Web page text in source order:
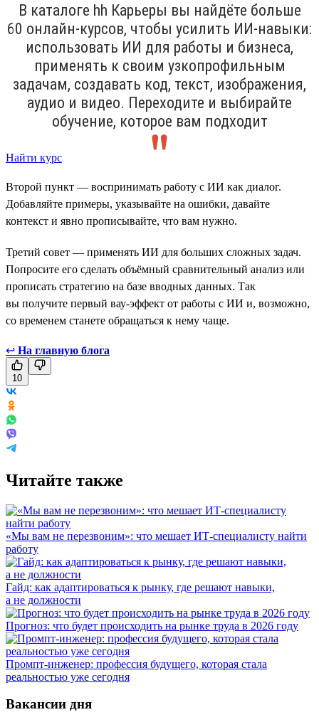
В каталоге hh Карьеры вы найдёте больше
60 онлайн-курсов, чтобы усилить ИИ-навыки:
использовать ИИ для работы и бизнеса,
применять к своим узкопрофильным
задачам, создавать код, текст, изображения,
аудио и видео. Переходите и выбирайте
обучение, которое вам подходит
Найти курс
Второй пункт — воспринимать работу с ИИ как диалог.
Добавляйте примеры, указывайте на ошибки, давайте
контекст и явно прописывайте, что вам нужно.
Третий совет — применять ИИ для больших сложных задач.
Попросите его сделать объёмный сравнительный анализ или
прописать стратегию на базе вводных данных. Так
вы получите первый вау-эффект от работы с ИИ и, возможно,
со временем станете обращаться к нему чаще.
↩ На главную блога
10
Читайте также
«Мы вам не перезвоним»: что мешает ИТ-специалисту найти
работу
Гайд: как адаптироваться к рынку, где решают навыки,
а не должности
Прогноз: что будет происходить на рынке труда в 2026 году
Промпт-инженер: профессия будущего, которая стала
реальностью уже сегодня
Вакансии дня